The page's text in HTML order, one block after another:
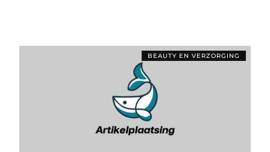
BEAUTY EN VERZORGING